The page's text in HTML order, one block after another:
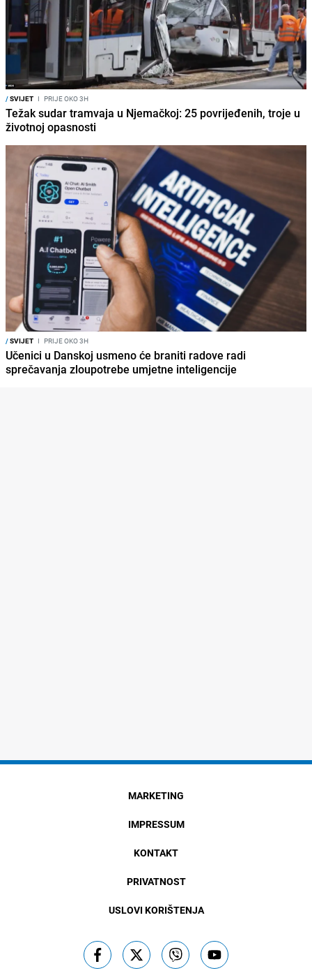
/SVIJET I PRIJE OKO 3H
Težak sudar tramvaja u Njemačkoj: 25 povrijeđenih, troje u
životnoj opasnosti
/SVIJET I PRIJE OKO 3H
Učenici u Danskoj usmeno će braniti radove radi
sprečavanja zloupotrebe umjetne inteligencije
MARKETING
IMPRESSUM
KONTAKT
PRIVATNOST
USLOVI KORIŠTENJA